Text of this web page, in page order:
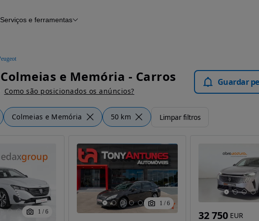
Histórico do veículo
Serviços e ferramentas
e Memória - Carros
Como são posicionados os anúncios?
Guardar
Colmeias e Memória 50 km Limpar filtros
1 / 6
1 / 6
32 750 EUR